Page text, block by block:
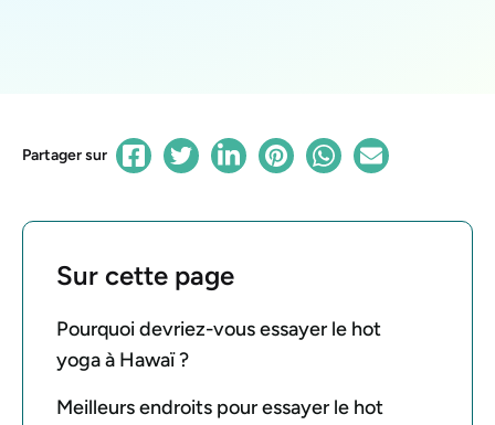
Partager sur
Sur cette page
Pourquoi devriez-vous essayer le hot
yoga à Hawaï ?
Meilleurs endroits pour essayer le hot